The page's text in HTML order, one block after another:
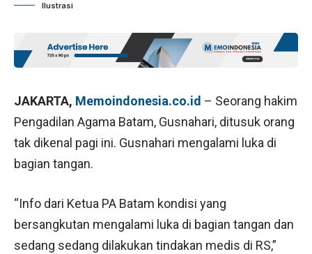
Ilustrasi
JAKARTA, Memoindonesia.co.id – Seorang hakim
Pengadilan Agama Batam, Gusnahari, ditusuk orang
tak dikenal pagi ini. Gusnahari mengalami luka di
bagian tangan.
“Info dari Ketua PA Batam kondisi yang
bersangkutan mengalami luka di bagian tangan dan
sedang sedang dilakukan tindakan medis di RS,”